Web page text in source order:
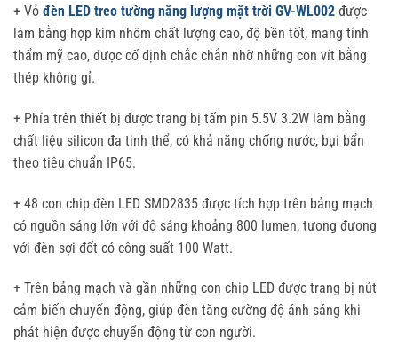
+ Vỏ đèn LED treo tường năng lượng mặt trời GV-WL002 được
làm bằng hợp kim nhôm chất lượng cao, độ bền tốt, mang tính
thẩm mỹ cao, được cố định chắc chắn nhờ những con vít bằng
thép không gỉ.
+ Phía trên thiết bị được trang bị tấm pin 5.5V 3.2W làm bằng
chất liệu silicon đa tinh thể, có khả năng chống nước, bụi bẩn
theo tiêu chuẩn IP65.
+ 48 con chip đèn LED SMD2835 được tích hợp trên bảng mạch
có nguồn sáng lớn với độ sáng khoảng 800 lumen, tương đương
với đèn sợi đốt có công suất 100 Watt.
+ Trên bảng mạch và gần những con chip LED được trang bị nút
cảm biến chuyển động, giúp đèn tăng cường độ ánh sáng khi
phát hiện được chuyển động từ con người.